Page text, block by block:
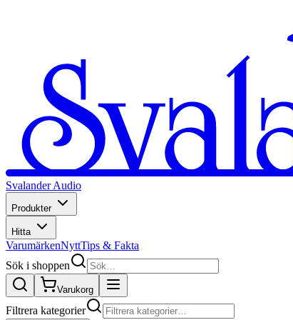
Svalander Audio
Produkter
Hitta
VarumärkenNyttTips & Fakta
Sök i shoppen
Varukorg
Filtrera kategorier